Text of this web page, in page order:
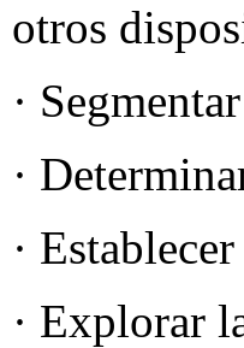
otros
·
·
·
· Explorar